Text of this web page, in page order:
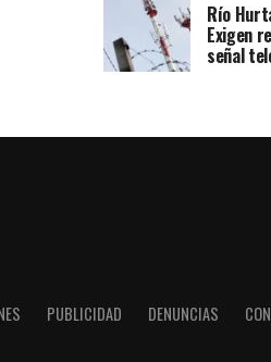
Río
Exigen
señal
PUBLICIDAD DENUNCIAS